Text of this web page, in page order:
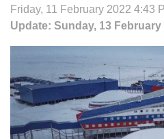
Friday, 11 February 2022 4:43
Update: Sunday, 13 February